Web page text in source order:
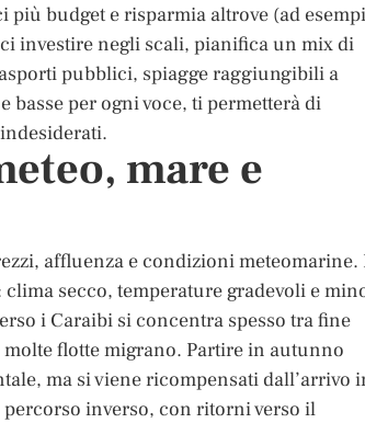
più budget e risparmia altrove (ad
investire negli scali, pianifica un mix di
pubblici, spiagge raggiungibili a
per ogni voce, ti permetterà di
mare e
affluenza e condizioni meteomarine.
clima secco, temperature gradevoli e
i Caraibi si concentra spesso tra fine
flotte migrano. Partire in autunno
ma si viene ricompensati dall’arrivo
inverso, con ritorni verso il